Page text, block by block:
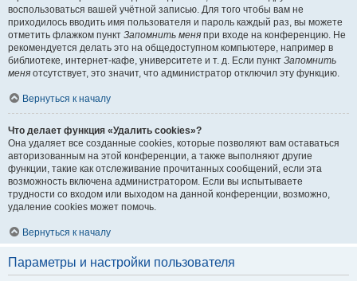
воспользоваться вашей учётной записью. Для того чтобы вам не
приходилось вводить имя пользователя и пароль каждый раз, вы можете
отметить флажком пункт Запомнить меня при входе на конференцию. Не
рекомендуется делать это на общедоступном компьютере, например в
библиотеке, интернет-кафе, университете и т. д. Если пункт Запомнить
меня отсутствует, это значит, что администратор отключил эту функцию.
Вернуться к началу
Что делает функция «Удалить cookies»?
Она удаляет все созданные cookies, которые позволяют вам оставаться
авторизованным на этой конференции, а также выполняют другие
функции, такие как отслеживание прочитанных сообщений, если эта
возможность включена администратором. Если вы испытываете
трудности со входом или выходом на данной конференции, возможно,
удаление cookies может помочь.
Вернуться к началу
Параметры и настройки пользователя